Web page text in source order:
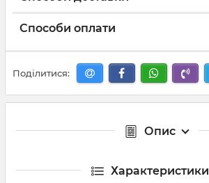
Способи оплати
Поділитися:
Опис
Характеристики